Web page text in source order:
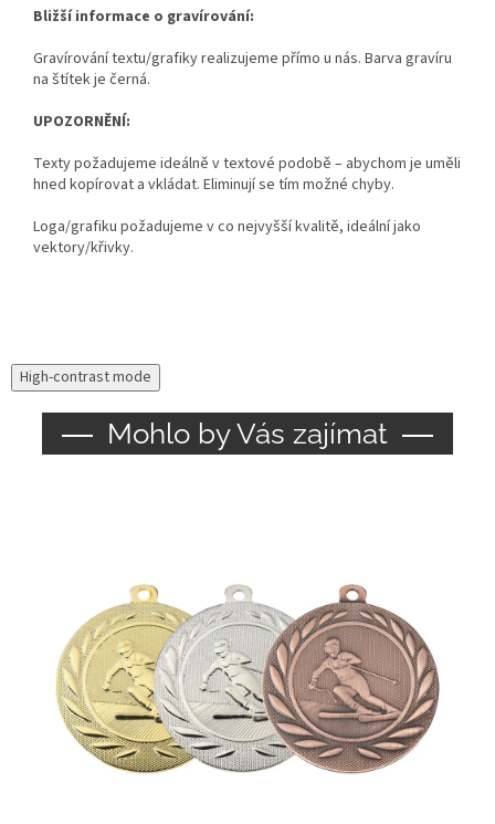
Bližší informace o gravírování:
Gravírování textu/grafiky realizujeme přímo u nás. Barva gravíru
na štítek je černá.
UPOZORNĚNÍ:
Texty požadujeme ideálně v textové podobě – abychom je uměli
hned kopírovat a vkládat. Eliminují se tím možné chyby.
Loga/grafiku požadujeme v co nejvyšší kvalitě, ideální jako
vektory/křivky.
High-contrast mode
Mohlo by Vás zajímat